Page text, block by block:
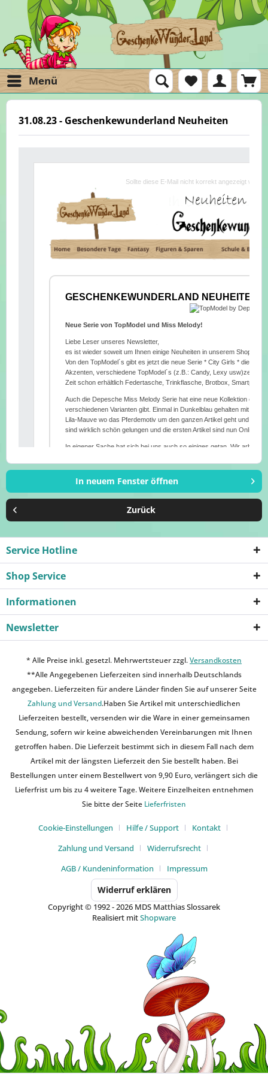
Menü
31.08.23 - Geschenkewunderland Neuheiten
In neuem Fenster öffnen
Zurück
Service Hotline
Shop Service
Informationen
Newsletter
* Alle Preise inkl. gesetzl. Mehrwertsteuer zzgl.Versandkosten
**Alle Angegebenen Lieferzeiten sind innerhalb Deutschlands
angegeben. Lieferzeiten für andere Länder finden Sie auf unserer Seite
Zahlung und Versand.Haben Sie Artikel mit unterschiedlichen
Lieferzeiten bestellt, versenden wir die Ware in einer gemeinsamen
Sendung, sofern wir keine abweichenden Vereinbarungen mit Ihnen
getroffen haben. Die Lieferzeit bestimmt sich in diesem Fall nach dem
Artikel mit der längsten Lieferzeit den Sie bestellt haben. Bei
Bestellungen unter einem Bestellwert von 9,90 Euro, verlängert sich die
Lieferfrist um bis zu 4 weitere Tage. Weitere Einzelheiten entnehmen
Sie bitte der Seite Lieferfristen
Cookie-Einstellungen Hilfe / Support
Kontakt
Zahlung und Versand
Widerrufsrecht
AGB / Kundeninformation
Impressum
Widerruf erklären
Copyright © 1992 - 2026 MDS Matthias Slossarek
Realisiert mitShopware